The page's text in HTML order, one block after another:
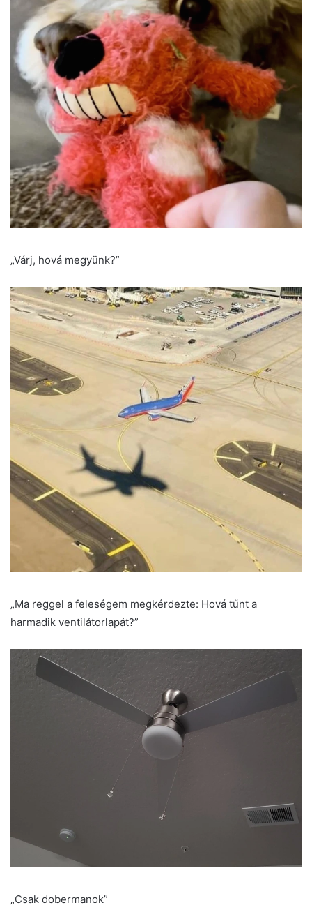
„Várj, hová megyünk?”
„Ma reggel a feleségem megkérdezte: Hová tűnt a
harmadik ventilátorlapát?”
„Csak dobermanok”